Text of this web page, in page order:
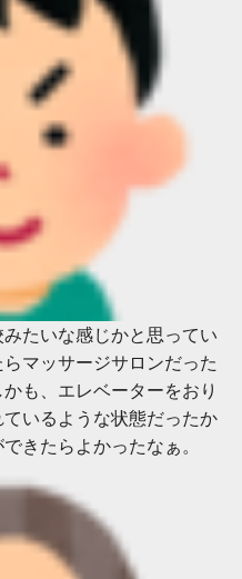
たいな感じかと思ってい
マッサージサロンだった
も、エレベーターをおり
いるような状態だったか
きたらよかったなぁ。